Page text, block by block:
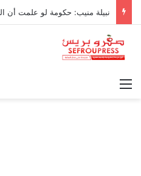
القائمة